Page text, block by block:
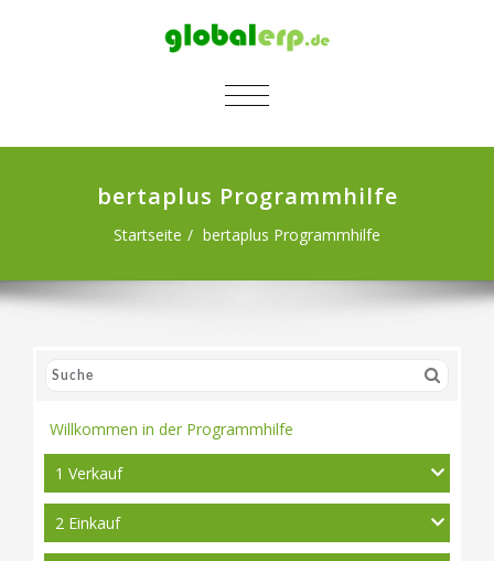
SCHALTE NAVIGATION
bertaplus Programmhilfe
Startseite bertaplus Programmhilfe
Willkommen in der Programmhilfe
1 Verkauf
2 Einkauf